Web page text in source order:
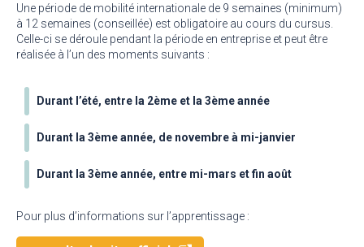
Une période de mobilité internationale de 9 semaines (minimum)
à 12 semaines (conseillée) est obligatoire au cours du cursus.
Celle-ci se déroule pendant la période en entreprise et peut être
réalisée à l’un des moments suivants :
Durant l’été, entre la 2ème et la 3ème année
Durant la 3ème année, de novembre à mi-janvier
Durant la 3ème année, entre mi-mars et fin août
Pour plus d’informations sur l’apprentissage :